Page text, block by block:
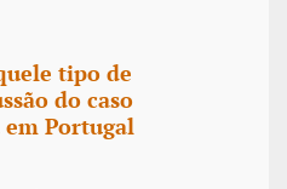
tipo de
do caso
Portugal